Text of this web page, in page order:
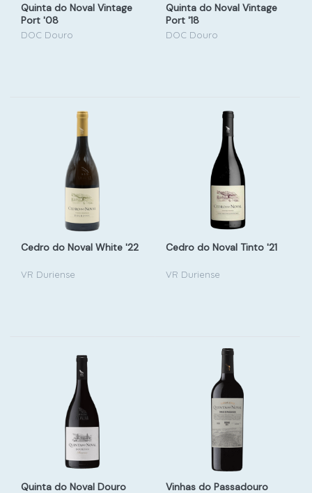
Quinta do Noval Vintage
Port '08
DOC Douro
Quinta do Noval Vintage
Port '18
DOC Douro
Cedro do Noval White '22
VR Duriense
Cedro do Noval Tinto '21
VR Duriense
Quinta do Noval Douro
Vinhas do Passadouro